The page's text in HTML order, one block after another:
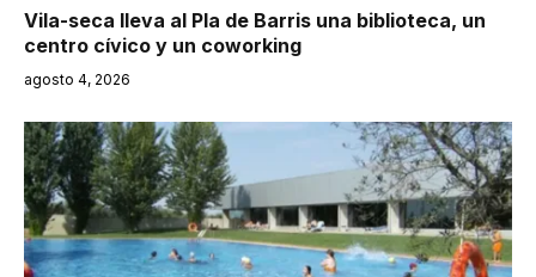
Vila-seca lleva al Pla de Barris una biblioteca, un
centro cívico y un coworking
agosto 4, 2026